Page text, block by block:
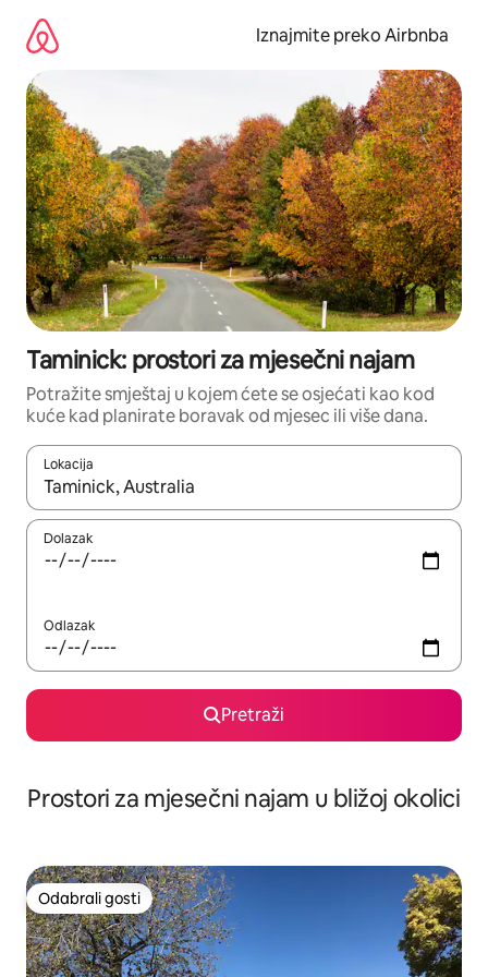
sadržaj
Iznajmite preko Airbnba
Taminick: prostori za mjesečni najam
Potražite smještaj u kojem ćete se osjećati kao kod
kuće kad planirate boravak od mjesec ili više dana.
Lokacija
Kada budu dostupni rezultati, moći ćete ih pregledati
Dolazak
Odlazak
Pretraži
Prostori za mjesečni najam u bližoj okolici
Odabrali gosti
Odabrali gosti